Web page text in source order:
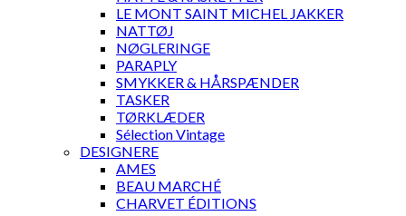
LE MONT SAINT MICHEL JAKKER
NATTØJ
NØGLERINGE
PARAPLY
SMYKKER & HÅRSPÆNDER
TASKER
TØRKLÆDER
Sélection Vintage
DESIGNERE
AMES
BEAU MARCHÉ
CHARVET ÉDITIONS